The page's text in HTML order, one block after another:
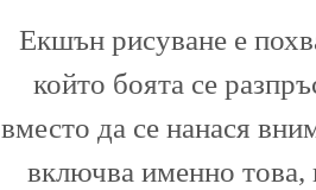
Екшън рисуване е
който боята се
вместо да се нанася
включва именно това,